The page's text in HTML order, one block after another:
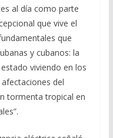
al día como parte
que vive el
que
y cubanos: la
viviendo en los
del
tormenta tropical en